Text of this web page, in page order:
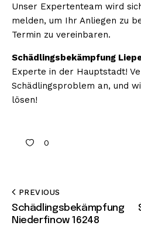
Unser Expertenteam wird
melden, um Ihr Anliegen zu
Termin zu vereinbaren.
Schädlingsbekämpfung
Experte in der Hauptstadt!
Schädlingsproblem an, und
lösen!
0
PREVIOUS
Schädlingsbekämpfung
Niederfinow 16248